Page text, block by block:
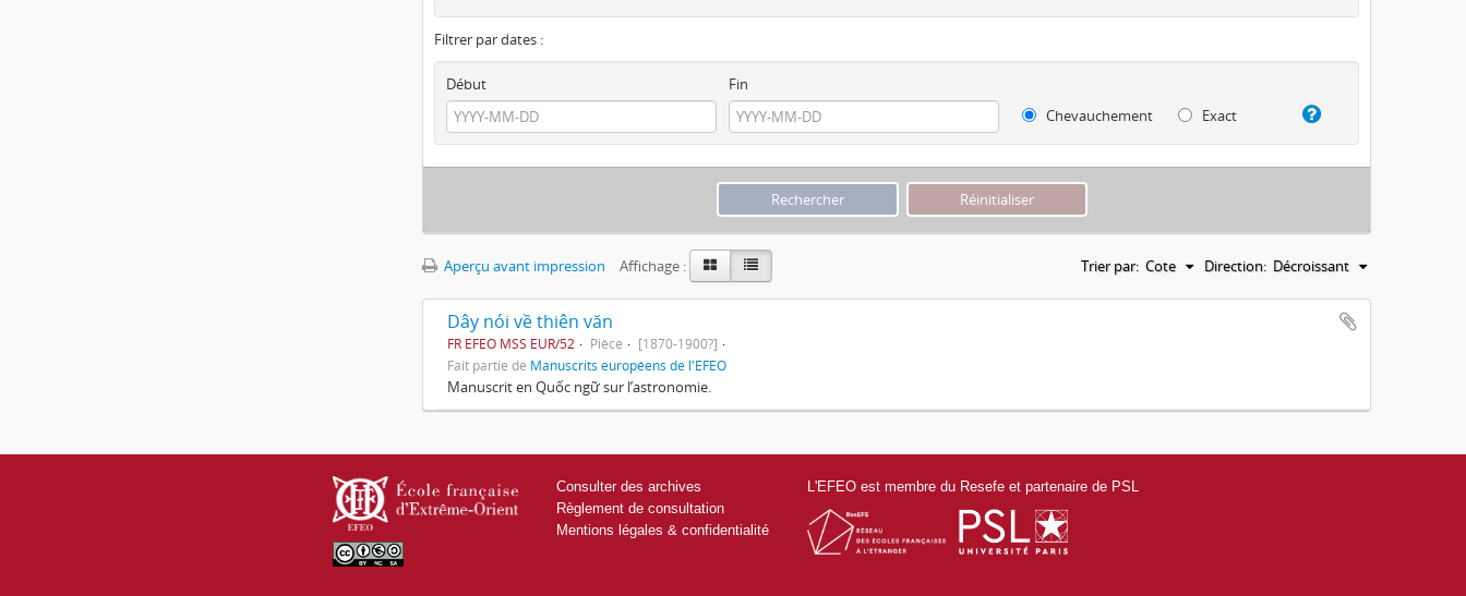
Filtrer par dates :
Début
Fin
Chevauchement
Exact
Aperçu avant impression Affichage : Trier par: Cote Direction: Décroissant
Dây nói về thiên văn
FR EFEO MSS EUR/52 Pièce
[1870-1900?]
Fait partie de Manuscrits européens de l'EFEO
Manuscrit en Quốc ngữ sur l’astronomie.
Consulter des archives
Règlement de consultation
Mentions légales & confidentialité
L'EFEO est membre du Resefe et partenaire de PSL